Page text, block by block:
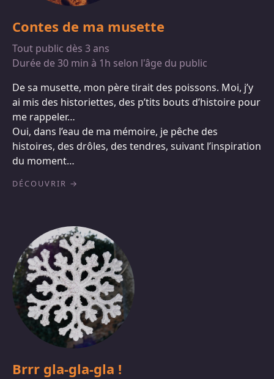
Contes de ma musette
Tout public dès 3 ans
Durée de 30 min à 1h selon l'âge du public
De sa musette, mon père tirait des poissons. Moi, j’y
ai mis des historiettes, des p’tits bouts d’histoire pour
me rappeler…
Oui, dans l’eau de ma mémoire, je pêche des
histoires, des drôles, des tendres, suivant l’inspiration
du moment…
DÉCOUVRIR
Brrr gla-gla-gla !